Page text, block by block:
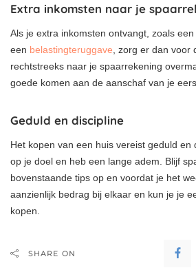
Extra inkomsten naar je
Als je extra inkomsten ontvangt, zoals
een belastingteruggave , zorg er dan
rechtstreeks naar je spaarrekening
goede komen aan de aanschaf van je
Geduld en discipline
Het kopen van een huis vereist geduld en
op je doel en heb een lange adem. Blijf
bovenstaande tips op en voordat je het
aanzienlijk bedrag bij elkaar en kun je je
kopen.
SHARE ON